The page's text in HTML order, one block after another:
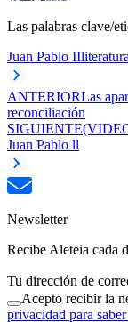
Las palabras clave/
Juan Pablo IIliteratura
ANTERIORLas
reconciliación
SIGUIENTE
Juan Pablo ll
Newsletter
Recibe Aleteia cada
Tu dirección de
Acepto recibir la
privacidad para saber